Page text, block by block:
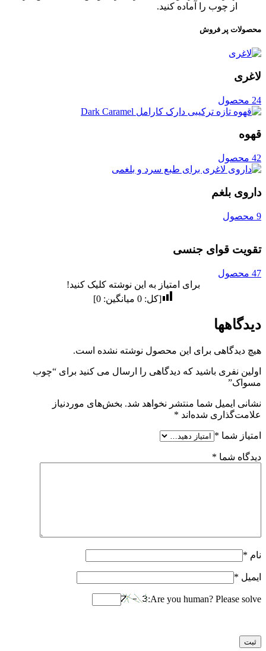
از چوب را آماده کنید.
محصولات پر فروش
لاغری
24 محصول
قهوه
42 محصول
داروی بلغم
9 محصول
تقویت قوای جنسی
47 محصول
برای امتیاز به این نوشته کلیک کنید!
[کل:0 میانگین:0
]
دیدگاهها
هیچ دیدگاهی برای این محصول نوشته نشده است.
اولین نفری باشید که دیدگاهی را ارسال می کنید برای “چوب
مسواک”
نشانی ایمیل شما منتشر نخواهد شد. بخش‌های موردنیاز
علامت‌گذاری شده‌اند *
امتیاز شما *
دیدگاه شما *
نام *
ایمیل *
Are you human? Please solve: